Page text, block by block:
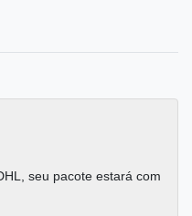
seu pacote estará com